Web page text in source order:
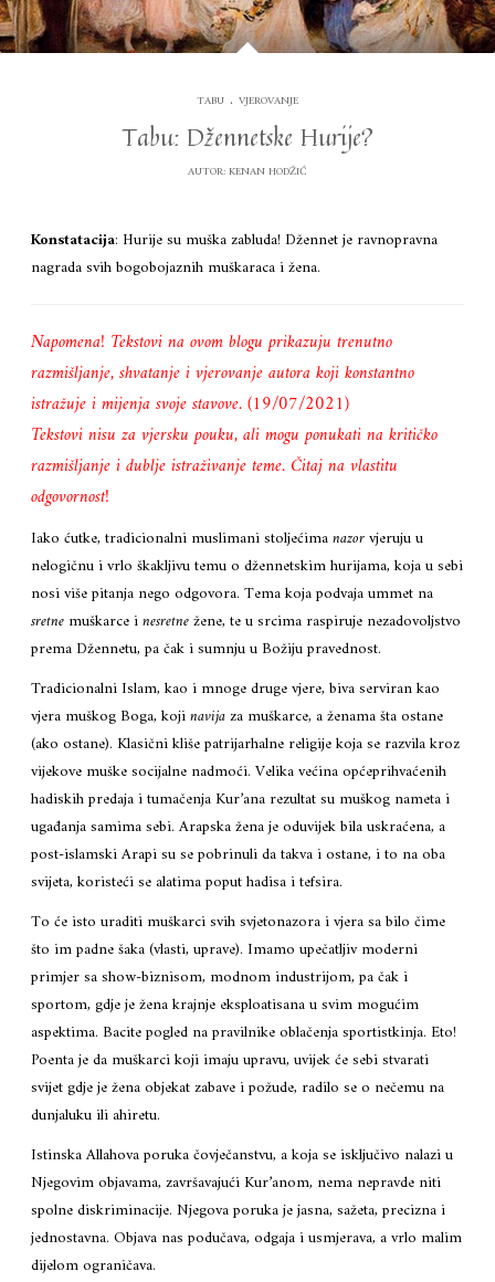
TABU . VJEROVANJE
Tabu: Džennetske Hurije?
AUTOR:KENAN HODŽIĆ
Konstatacija: Hurije su muška zabluda! Džennet je ravnopravna
nagrada svih bogobojaznih muškaraca i žena.
Napomena! Tekstovi na ovom blogu prikazuju trenutno
razmišljanje, shvatanje i vjerovanje autora koji konstantno
istražuje i mijenja svoje stavove. (19/07/2021)
Tekstovi nisu za vjersku pouku, ali mogu ponukati na kritičko
razmišljanje i dublje istraživanje teme. Čitaj na vlastitu
odgovornost!
Iako ćutke, tradicionalni muslimani stoljećimanazorvjeruju u
nelogičnu i vrlo škakljivu temu o džennetskim hurijama, koja u sebi
nosi više pitanja nego odgovora. Tema koja podvaja ummet na
sretne muškarce inesretnežene, te u srcima raspiruje nezadovoljstvo
prema Džennetu, pa čak i sumnju u Božiju pravednost.
Tradicionalni Islam, kao i mnoge druge vjere, biva serviran kao
vjera muškog Boga, kojinavijaza muškarce, a ženama šta ostane
(ako ostane). Klasični kliše patrijarhalne religije koja se razvila kroz
vijekove muške socijalne nadmoći. Velika većina općeprihvaćenih
hadiskih predaja i tumačenja Kur’ana rezultat su muškog nameta i
ugađanja samima sebi. Arapska žena je oduvijek bila uskraćena, a
post-islamski Arapi su se pobrinuli da takva i ostane, i to na oba
svijeta, koristeći se alatima poput hadisa i tefsira.
To će isto uraditi muškarci svih svjetonazora i vjera sa bilo čime
što im padne šaka (vlasti, uprave). Imamo upečatljiv moderni
primjer sa show-biznisom, modnom industrijom, pa čak i
sportom, gdje je žena krajnje eksploatisana u svim mogućim
aspektima. Bacite pogled na pravilnike oblačenja sportistkinja. Eto!
Poenta je da muškarci koji imaju upravu, uvijek će sebi stvarati
svijet gdje je žena objekat zabave i požude, radilo se o nečemu na
dunjaluku ili ahiretu.
Istinska Allahova poruka čovječanstvu, a koja se isključivo nalazi u
Njegovim objavama, završavajući Kur’anom, nema nepravde niti
spolne diskriminacije. Njegova poruka je jasna, sažeta, precizna i
jednostavna. Objava nas podučava, odgaja i usmjerava, a vrlo malim
dijelom ograničava.